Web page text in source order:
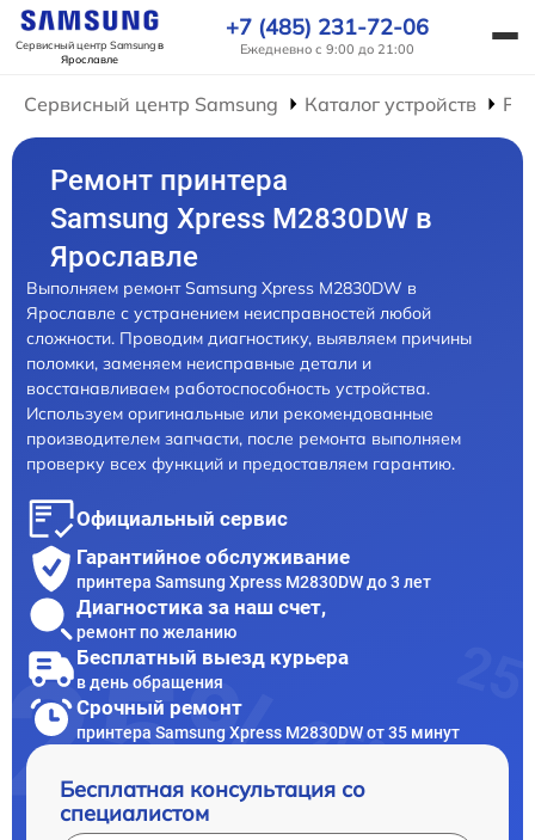
Сервисный центр Samsungв
Ярославле
+7 (485) 231-72-06
Ежедневно с 9:00 до 21:00
Сервисный центр Samsung Каталог устройств
Ремонт принтера
Samsung Xpress M2830DW в
Ярославле
Выполняем ремонт Samsung Xpress M2830DW в
Ярославле с устранением неисправностей любой
сложности. Проводим диагностику, выявляем причины
поломки, заменяем неисправные детали и
восстанавливаем работоспособность устройства.
Используем оригинальные или рекомендованные
производителем запчасти, после ремонта выполняем
проверку всех функций и предоставляем гарантию.
Официальный сервис
Гарантийное обслуживание
принтера Samsung Xpress M2830DW до 3 лет
Диагностика за наш счет,
ремонт по желанию
Бесплатный выезд курьера
в день обращения
Срочный ремонт
принтера Samsung Xpress M2830DW от 35 минут
Бесплатная консультация со
специалистом